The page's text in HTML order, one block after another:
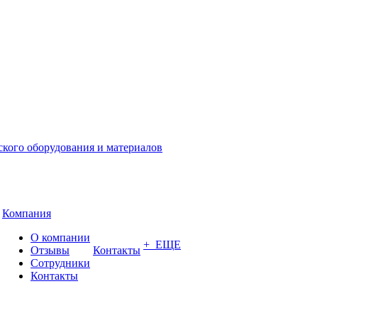
Компания
О компании
Отзывы
Сотрудники
Контакты
Контакты + ЕЩЕ